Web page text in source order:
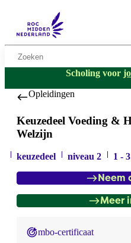
Zoekwoord
Scholing voor
Opleidingen
Keuzedeel Voeding &
Welzijn
keuzedeel niveau 2 1 -
Neem
Meer
mbo-certificaat